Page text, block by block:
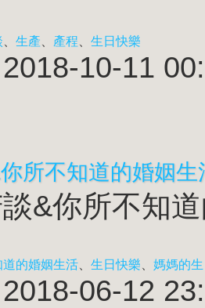
生產 產程 生日快樂
10-11
你所不知道的婚姻
談&你所不知
道的婚姻生活 生日快樂 媽媽的
06-12